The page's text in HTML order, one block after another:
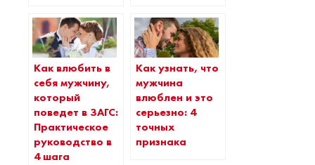
Как влюбить в
себя мужчину,
который
поведет в ЗАГС:
Практическое
руководство в
4 шага
Как узнать, что
мужчина
влюблен и это
серьезно: 4
точных
признака